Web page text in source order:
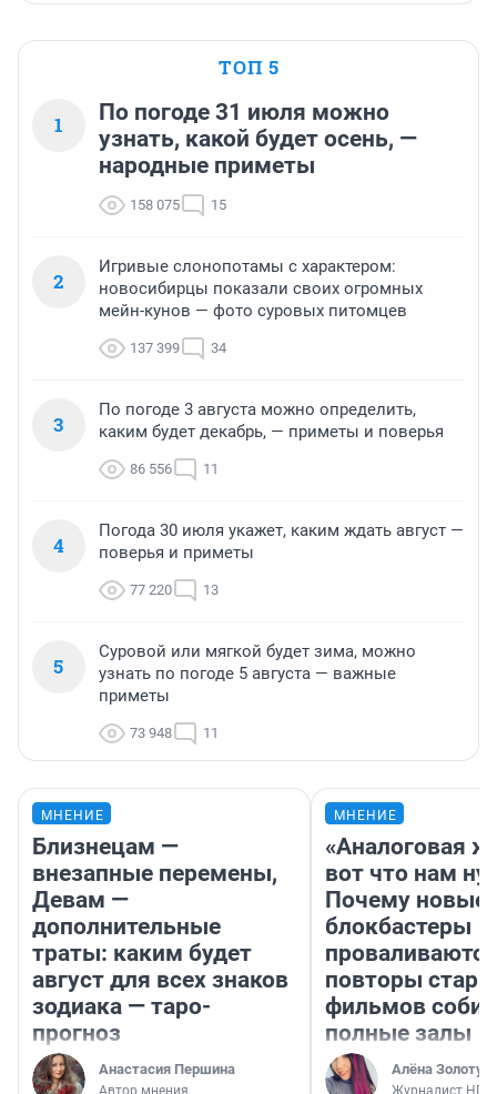
ТОП 5
1
По погоде 31 июля можно
узнать, какой будет осень, —
народные приметы
158 075 15
2
Игривые слонопотамы с характером:
новосибирцы показали своих огромных
мейн-кунов — фото суровых питомцев
137 399 34
3
По погоде 3 августа можно определить,
каким будет декабрь, — приметы и поверья
86 556 11
4
Погода 30 июля укажет, каким ждать август —
поверья и приметы
77 220 13
5
Суровой или мягкой будет зима, можно
узнать по погоде 5 августа — важные
приметы
73 948 11
МНЕНИЕ
Близнецам —
внезапные перемены,
Девам —
дополнительные
траты: каким будет
август для всех знаков
зодиака — таро-
прогноз
Анастасия Першина
Автор мнения
МНЕНИЕ
«Аналоговая
вот что нам
Почему новые
блокбастеры
повторы
фильмов
полные залы
Алёна
Журналист НГС